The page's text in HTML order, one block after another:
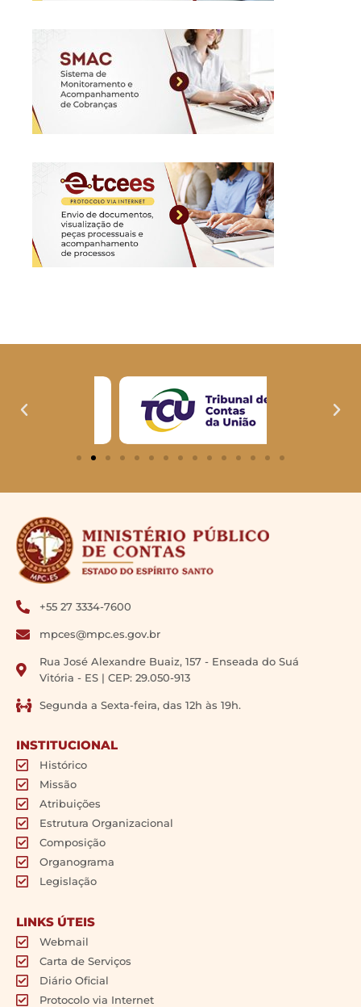
+55 27 3334-7600
mpces@mpc.es.gov.br
Rua José Alexandre Buaiz, 157 - Enseada do Suá
Vitória - ES | CEP: 29.050-913
Segunda a Sexta-feira, das 12h às 19h.
INSTITUCIONAL
Histórico
Missão
Atribuições
Estrutura Organizacional
Composição
Organograma
Legislação
LINKS ÚTEIS
Webmail
Carta de Serviços
Diário Oficial
Protocolo via Internet